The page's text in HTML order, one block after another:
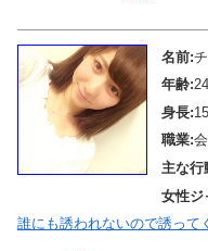
名前:
年齢:
身長:
職業:
主な行
女性ジ
誰にも誘われないので誘って